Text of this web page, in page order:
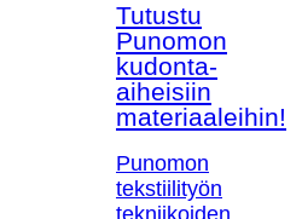
Tutustu
Punomon
kudonta-
aiheisiin
materiaaleihin!
Punomon
tekstiilityön
tekniikoiden